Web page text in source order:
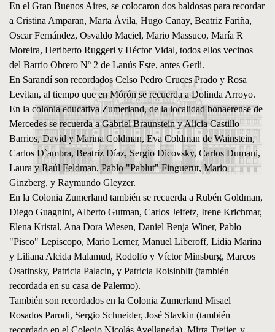
En el Gran Buenos Aires, se colocaron dos baldosas para recordar
a Cristina Amparan, Marta Ávila, Hugo Canay, Beatriz Fariña,
Oscar Fernández, Osvaldo Maciel, Mario Massuco, María R
Moreira, Heriberto Ruggeri y Héctor Vidal, todos ellos vecinos
del Barrio Obrero Nº 2 de Lanús Este, antes Gerli.
En Sarandí son recordados Celso Pedro Cruces Prado y Rosa
Levitan, al tiempo que en Mórón se recuerda a Dolinda Arroyo.
En la colonia educativa Zumerland, de la localidad bonaerense de
Mercedes se recuerda a Gabriel Braunstein y Alicia Castillo
Barrios, David y Marina Coldman, Eva Coldman de Wainstein,
Carlos D`ambra, Beatriz Díaz, Sergio Dicovsky, Carlos Dumani,
Laura y Raúl Feldman, Pablo "Pablut" Finguerut, Mario
Ginzberg, y Raymundo Gleyzer.
En la Colonia Zumerland también se recuerda a Rubén Goldman,
Diego Guagnini, Alberto Gutman, Carlos Jeifetz, Irene Krichmar,
Elena Kristal, Ana Dora Wiesen, Daniel Benja Winer, Pablo
"Pisco" Lepiscopo, Mario Lerner, Manuel Liberoff, Lidia Marina
y Liliana Alcida Malamud, Rodolfo y Víctor Minsburg, Marcos
Osatinsky, Patricia Palacin, y Patricia Roisinblit (también
recordada en su casa de Palermo).
También son recordados en la Colonia Zumerland Misael
Rosados Parodi, Sergio Schneider, José Slavkin (también
recordado en el Colegio Nicolás Avellaneda), Mirta Trejier, y